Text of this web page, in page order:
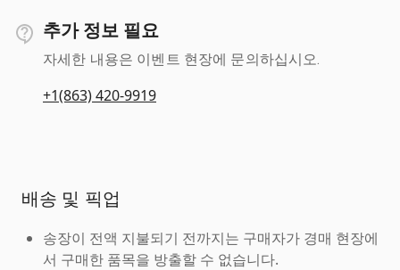
추가 정보 필요
자세한 내용은 이벤트 현장에 문의하십시오.
+1(863) 420-9919
배송 및 픽업
송장이 전액 지불되기 전까지는 구매자가 경매 현장에
서 구매한 품목을 방출할 수 없습니다.